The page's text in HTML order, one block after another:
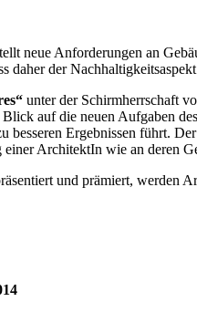
neue Anforderungen an
daher der
unter der Schirmherrschaft
auf die neuen Aufgaben
besseren Ergebnissen führt.
ArchitektIn wie an deren
und prämiert, werden